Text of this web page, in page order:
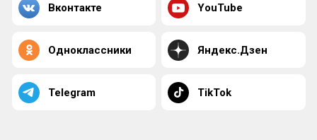
Вконтакте YouTube
Одноклассники Яндекс.Дзен
Telegram TikTok